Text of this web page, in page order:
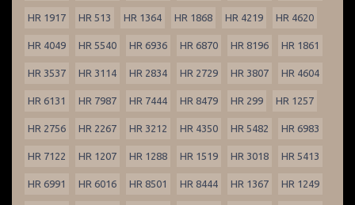
HR 1917 HR 513 HR 1364 HR 1868 HR 4219 HR 4620
HR 4049 HR 5540 HR 6936 HR 6870 HR 8196 HR 1861
HR 3537 HR 3114 HR 2834 HR 2729 HR 3807 HR 4604
HR 6131 HR 7987 HR 7444 HR 8479 HR 299 HR 1257
HR 2756 HR 2267 HR 3212 HR 4350 HR 5482 HR 6983
HR 7122 HR 1207 HR 1288 HR 1519 HR 3018 HR 5413
HR 6991 HR 6016 HR 8501 HR 8444 HR 1367 HR 1249